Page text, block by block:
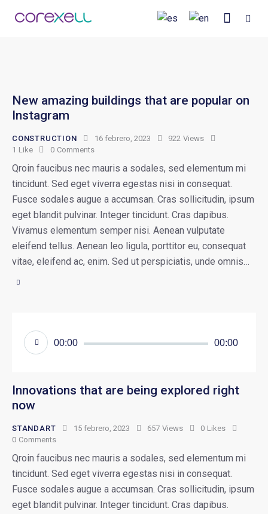
New amazing buildings that are popular on
Instagram
CONSTRUCTION 16 febrero, 2023 922 Views
1 Like 0 Comments
Qroin faucibus nec mauris a sodales, sed elementum mi
tincidunt. Sed eget viverra egestas nisi in consequat.
Fusce sodales augue a accumsan. Cras sollicitudin, ipsum
eget blandit pulvinar. Integer tincidunt. Cras dapibus.
Vivamus elementum semper nisi. Aenean vulputate
eleifend tellus. Aenean leo ligula, porttitor eu, consequat
vitae, eleifend ac, enim. Sed ut perspiciatis, unde omnis…
Reproductor
de
00:00 00:00
Innovations that are being explored right
now
STANDART 15 febrero, 2023 657 Views 0 Likes
0 Comments
Qroin faucibus nec mauris a sodales, sed elementum mi
tincidunt. Sed eget viverra egestas nisi in consequat.
Fusce sodales augue a accumsan. Cras sollicitudin, ipsum
eget blandit pulvinar. Integer tincidunt. Cras dapibus.